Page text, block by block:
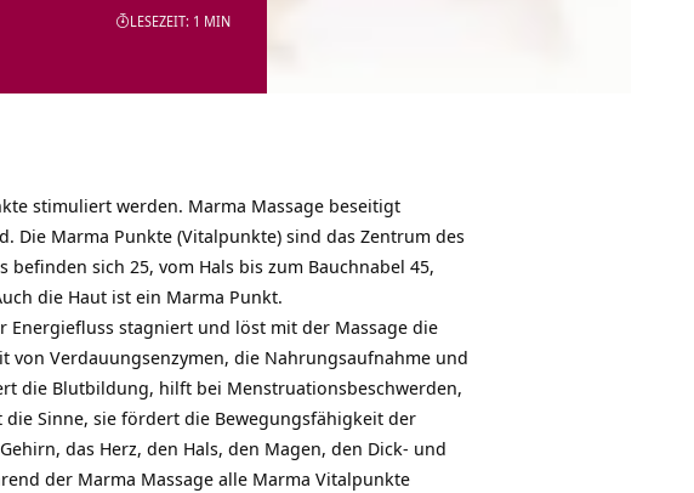
LESEZEIT: 1 MIN
stimuliert werden. Marma Massage beseitigt
Marma Punkte (Vitalpunkte) sind das Zentrum des
sich 25, vom Hals bis zum Bauchnabel 45,
die Haut ist ein Marma Punkt.
Energiefluss stagniert und löst mit der Massage die
von Verdauungsenzymen, die Nahrungsaufnahme und
die Blutbildung, hilft bei Menstruationsbeschwerden,
Sinne, sie fördert die Bewegungsfähigkeit der
das Herz, den Hals, den Magen, den Dick- und
der Marma Massage alle Marma Vitalpunkte